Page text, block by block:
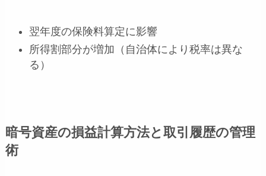
翌年度の保険料算定に影響
所得割部分が増加（自治体により税率は異な
る）
暗号資産の損益計算方法と取引履歴の管理
術